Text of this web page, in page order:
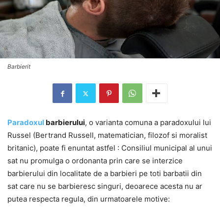
Barbierit
Paradoxul barbierului, o varianta comuna a paradoxului lui
Russel (Bertrand Russell, matematician, filozof si moralist
britanic), poate fi enuntat astfel : Consiliul municipal al unui
sat nu promulga o ordonanta prin care se interzice
barbierului din localitate de a barbieri pe toti barbatii din
sat care nu se barbieresc singuri, deoarece acesta nu ar
putea respecta regula, din urmatoarele motive: